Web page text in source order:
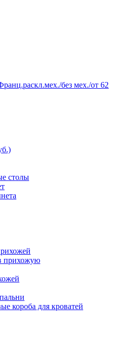
без мех./от 62
столы
прихожую
короба для кроватей